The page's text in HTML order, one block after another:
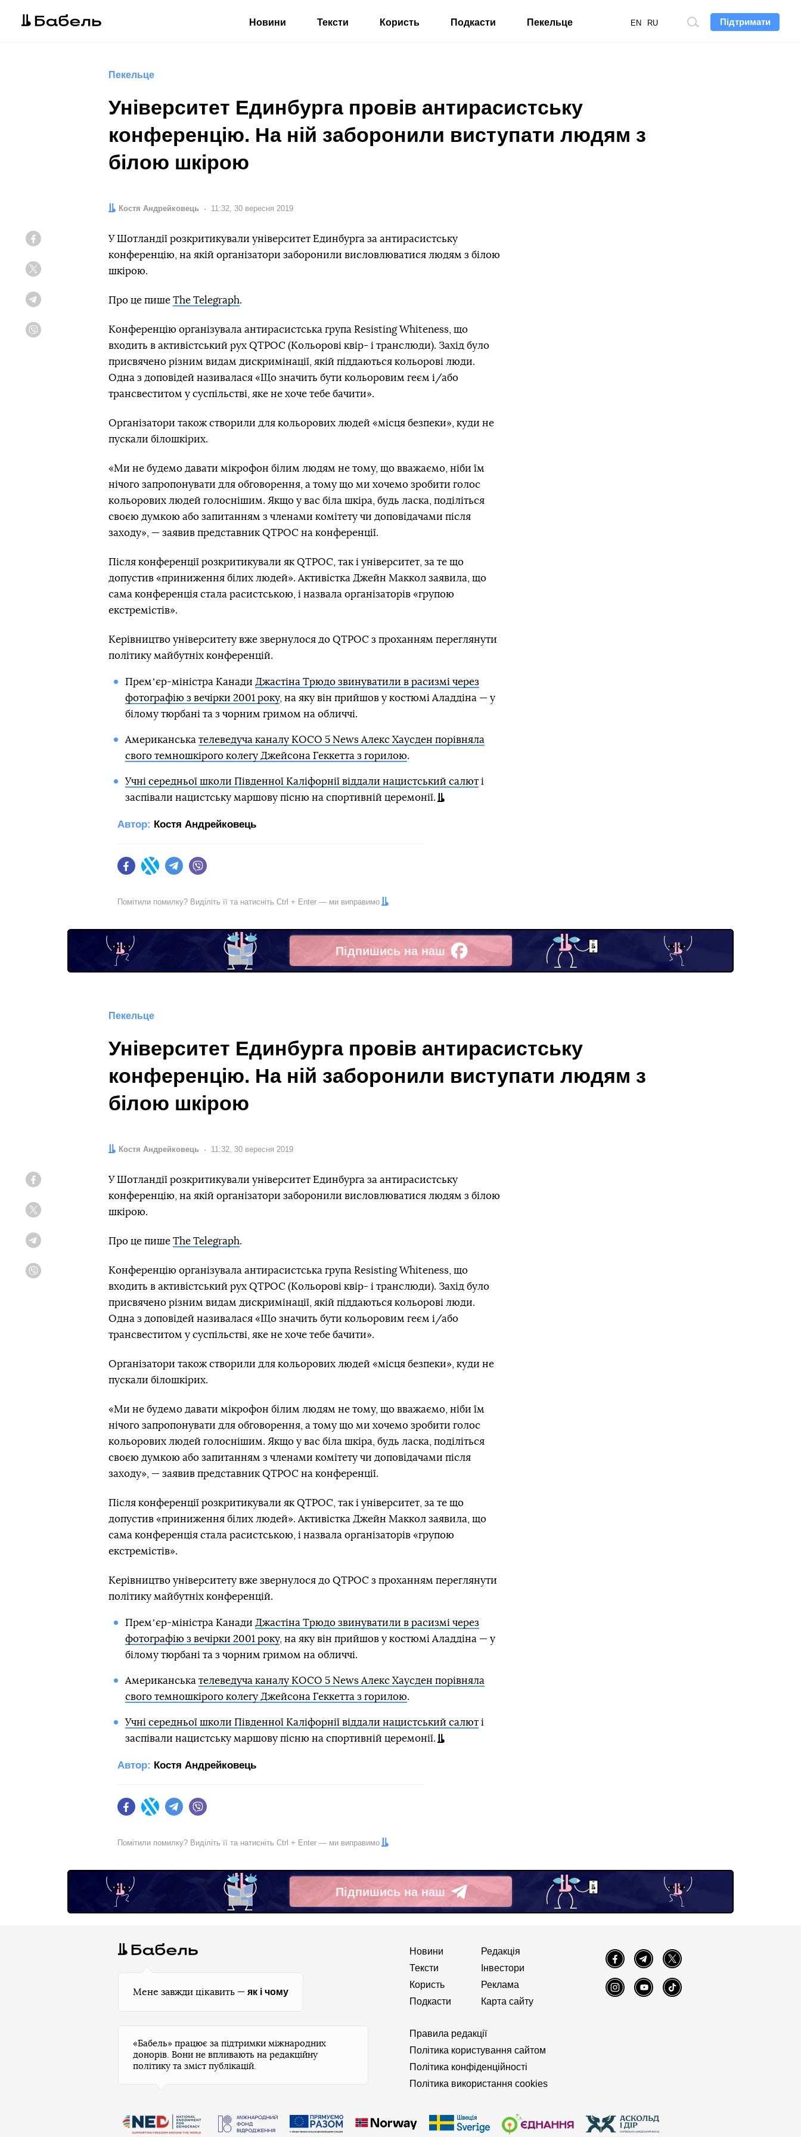
Підтримати
Пошук
EN RU
Новини Тексти Користь Подкасти Пекельце
Пекельце
Університет Единбурга провів антирасистську
конференцію. На ній заборонили виступати людям з
білою шкірою
Автор:
Костя Андрейковець Дата:
11:32, 30 вересня 2019
У Шотландії розкритикували університет Единбурга за антирасистську
конференцію, на якій організатори заборонили висловлюватися людям з білою
шкірою.
Про це пише The Telegraph.
Конференцію організувала антирасистська група Resisting Whiteness, що
входить в активістський рух QTPOC (Кольорові квір- і транслюди). Захід було
присвячено різним видам дискримінації, якій піддаються кольорові люди.
Одна з доповідей називалася «Що значить бути кольоровим геєм і/або
трансвеститом у суспільстві, яке не хоче тебе бачити».
Організатори також створили для кольорових людей «місця безпеки», куди не
пускали білошкірих.
«Ми не будемо давати мікрофон білим людям не тому, що вважаємо, ніби їм
нічого запропонувати для обговорення, а тому що ми хочемо зробити голос
кольорових людей голоснішим. Якщо у вас біла шкіра, будь ласка, поділіться
своєю думкою або запитанням з членами комітету чи доповідачами після
заходу», — заявив представник QTPOC на конференції.
Після конференції розкритикували як QTPOC, так і університет, за те що
допустив «приниження білих людей». Активістка Джейн Маккол заявила, що
сама конференція стала расистською, і назвала організаторів «групою
екстремістів».
Керівництво університету вже звернулося до QTPOC з проханням переглянути
політику майбутніх конференцій.
Премʼєр-міністра Канади Джастіна Трюдо звинуватили в расизмі через
фотографію з вечірки 2001 року, на яку він прийшов у костюмі Аладдіна — у
білому тюрбані та з чорним гримом на обличчі.
Американська телеведуча каналу KOCO 5 News Алекс Хаусден порівняла
свого темношкірого колегу Джейсона Геккетта з горилою.
Учні середньої школи Південної Каліфорнії віддали нацистський салюті
заспівали нацистську маршову пісню на спортивній церемонії.
Автор: Костя Андрейковець
FacebookTwitter Telegram
Помітили помилку? Виділіть її та натисніть Ctrl + Enter — ми виправимо
Підпишись на наш
Facebook
Пекельце
Університет Единбурга провів антирасистську
конференцію. На ній заборонили виступати людям з
білою шкірою
Автор:
Костя Андрейковець Дата:
11:32, 30 вересня 2019
У Шотландії розкритикували університет Единбурга за антирасистську
конференцію, на якій організатори заборонили висловлюватися людям з білою
шкірою.
Про це пише The Telegraph.
Конференцію організувала антирасистська група Resisting Whiteness, що
входить в активістський рух QTPOC (Кольорові квір- і транслюди). Захід було
присвячено різним видам дискримінації, якій піддаються кольорові люди.
Одна з доповідей називалася «Що значить бути кольоровим геєм і/або
трансвеститом у суспільстві, яке не хоче тебе бачити».
Організатори також створили для кольорових людей «місця безпеки», куди не
пускали білошкірих.
«Ми не будемо давати мікрофон білим людям не тому, що вважаємо, ніби їм
нічого запропонувати для обговорення, а тому що ми хочемо зробити голос
кольорових людей голоснішим. Якщо у вас біла шкіра, будь ласка, поділіться
своєю думкою або запитанням з членами комітету чи доповідачами після
заходу», — заявив представник QTPOC на конференції.
Після конференції розкритикували як QTPOC, так і університет, за те що
допустив «приниження білих людей». Активістка Джейн Маккол заявила, що
сама конференція стала расистською, і назвала організаторів «групою
екстремістів».
Керівництво університету вже звернулося до QTPOC з проханням переглянути
політику майбутніх конференцій.
Премʼєр-міністра Канади Джастіна Трюдо звинуватили в расизмі через
фотографію з вечірки 2001 року, на яку він прийшов у костюмі Аладдіна — у
білому тюрбані та з чорним гримом на обличчі.
Американська телеведуча каналу KOCO 5 News Алекс Хаусден порівняла
свого темношкірого колегу Джейсона Геккетта з горилою.
Учні середньої школи Південної Каліфорнії віддали нацистський салюті
заспівали нацистську маршову пісню на спортивній церемонії.
Автор: Костя Андрейковець
FacebookTwitter Telegram
Помітили помилку? Виділіть її та натисніть Ctrl + Enter — ми виправимо
Підпишись на наш
Telegram
Мене завжди цікавить — як і чому
Новини
Тексти
Користь
Подкасти
Редакція
Інвестори
Реклама
Карта сайту
FacebookTelegram Twitter
InstagramYouTube TikTok
Правила редакції
Політика користування сайтом
Політика конфіденційності
Політика використання cookies
«Бабель» працює за підтримки міжнародних
донорів. Вони не впливають на редакційну
політику та зміст публікацій.